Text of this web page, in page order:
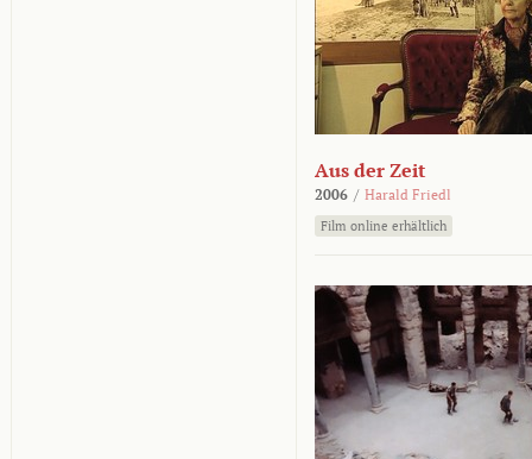
Aus der Zeit
2006 / Harald Friedl
Film online erhältlich